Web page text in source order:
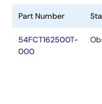
Part Number
54FCT162500T-
000